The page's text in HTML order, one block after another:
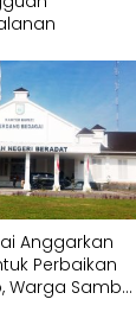
Anggarkan
Perbaikan
Warga Sambut